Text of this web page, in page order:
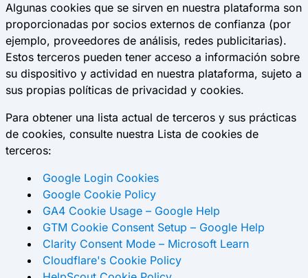
Algunas cookies que se sirven en nuestra plataforma son
proporcionadas por socios externos de confianza (por
ejemplo, proveedores de análisis, redes publicitarias).
Estos terceros pueden tener acceso a información sobre
su dispositivo y actividad en nuestra plataforma, sujeto a
sus propias políticas de privacidad y cookies.
Para obtener una lista actual de terceros y sus prácticas
de cookies, consulte nuestra Lista de cookies de
terceros:
Google Login Cookies
Google Cookie Policy
GA4 Cookie Usage – Google Help
GTM Cookie Consent Setup – Google Help
Clarity Consent Mode – Microsoft Learn
Cloudflare's Cookie Policy